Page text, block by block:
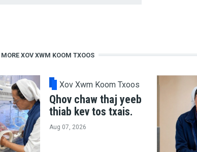
MORE XOV XWM KOOM TXOOS
Xov Xwm Koom Txoos
Qhov chaw thaj yeeb
thiab kev tos txais.
Aug 07, 2026